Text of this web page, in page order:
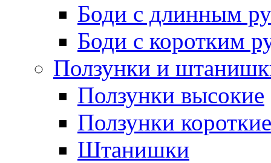
Боди с длинным
Боди с коротким
Ползунки и
Ползунки высокие
Ползунки короткие
Штанишки